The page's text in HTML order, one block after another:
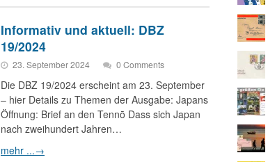
Informativ und aktuell: DBZ
19/2024
23. September 2024 0 Comments
Die DBZ 19/2024 erscheint am 23. September
– hier Details zu Themen der Ausgabe: Japans
Öffnung: Brief an den Tennō Dass sich Japan
nach zweihundert Jahren…
mehr ...→